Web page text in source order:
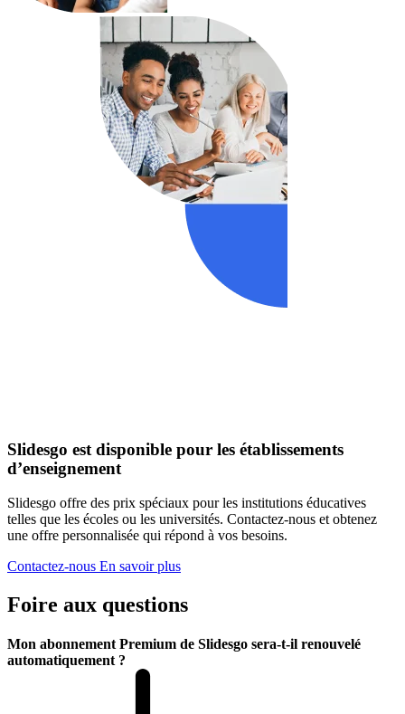
Slidesgo est disponible pour les établissements
d’enseignement
Slidesgo offre des prix spéciaux pour les institutions éducatives
telles que les écoles ou les universités. Contactez-nous et obtenez
une offre personnalisée qui répond à vos besoins.
Contactez-nous En savoir plus
Foire aux questions
Mon abonnement Premium de Slidesgo sera-t-il renouvelé
automatiquement ?